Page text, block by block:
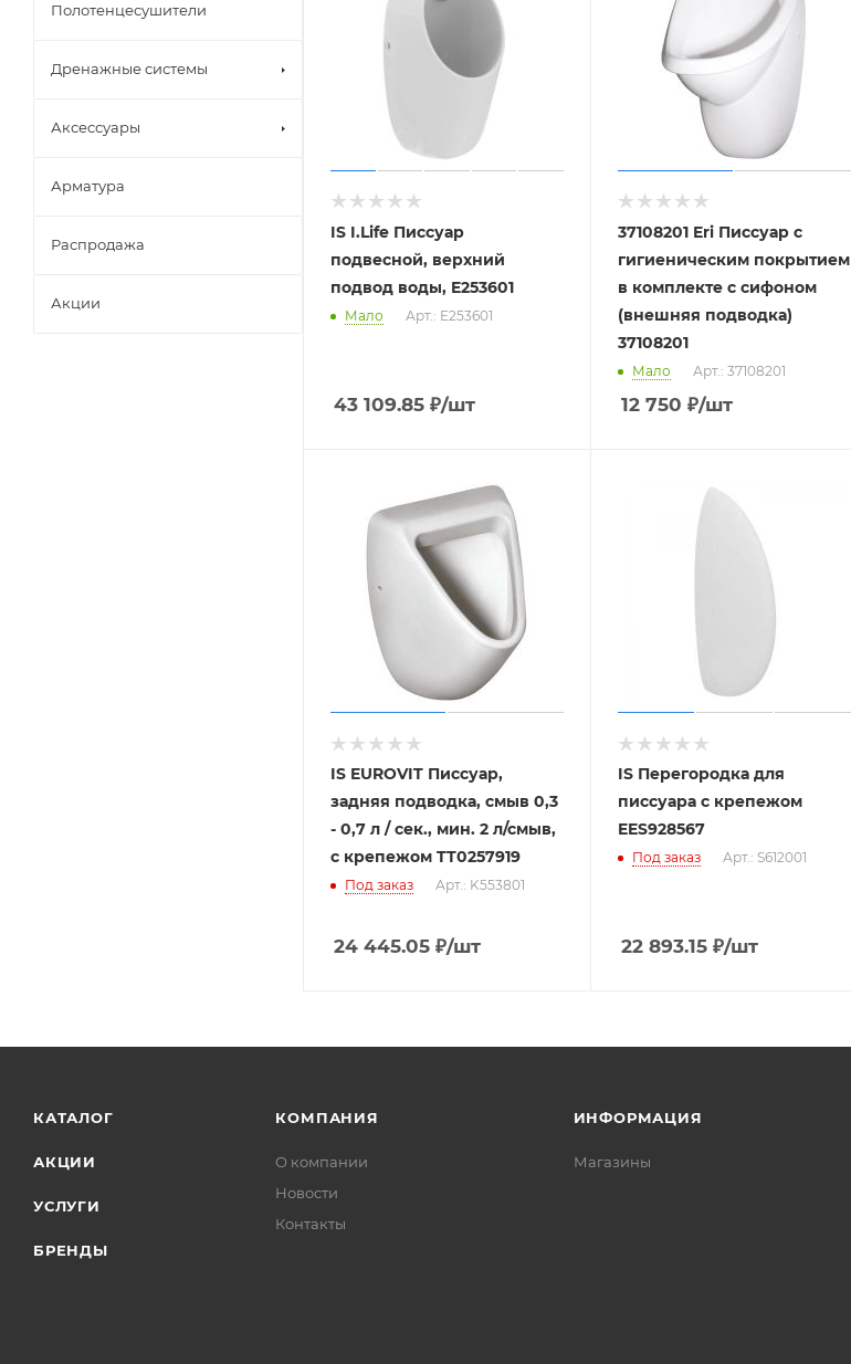
IS I.Life Писсуар
подвесной, верхний
подвод воды, E253601
Мало Арт.: E253601
43 109.85 ₽/шт
37108201 Eri Писсуар с
гигиеническим покрытием
в комплекте с сифоном
(внешняя подводка)
37108201
Мало Арт.: 37108201
12 750 ₽/шт
IS EUROVIT Писсуар,
задняя подводка, смыв 0,3
- 0,7 л / сек., мин. 2 л/смыв,
с крепежом TT0257919
Под заказ Арт.: K553801
24 445.05 ₽/шт
IS Перегородка для
писсуара с крепежом
EES928567
Под заказ Арт.: S612001
22 893.15₽/шт
Полотенцесушители
Дренажные системы
Аксессуары
Арматура
Распродажа
Акции
КАТАЛОГ
АКЦИИ
УСЛУГИ
БРЕНДЫ
КОМПАНИЯ
О компании
Новости
Контакты
ИНФОРМАЦИЯ
Магазины